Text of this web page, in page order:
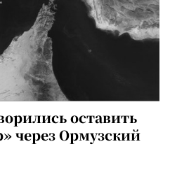
оставить
через Ормузский